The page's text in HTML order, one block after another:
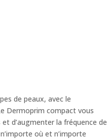
de peaux, avec le
Dermoprim compact vous
d’augmenter la fréquence de
où et n’importe